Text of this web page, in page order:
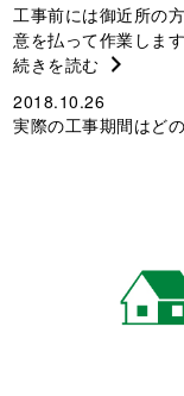
工事前には御近所の
意を払って作業しま
続きを読む
2018.10.26
実際の工事期間はど